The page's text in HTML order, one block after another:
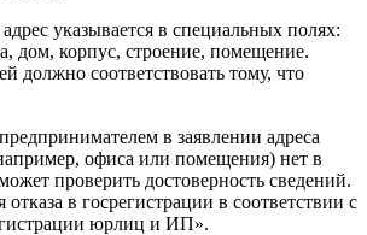
указывается в специальных полях:
дом, корпус, строение, помещение.
должно соответствовать тому, что
в заявлении адреса
офиса или помещения) нет в
проверить достоверность сведений.
в госрегистрации в соответствии с
юрлиц и ИП».